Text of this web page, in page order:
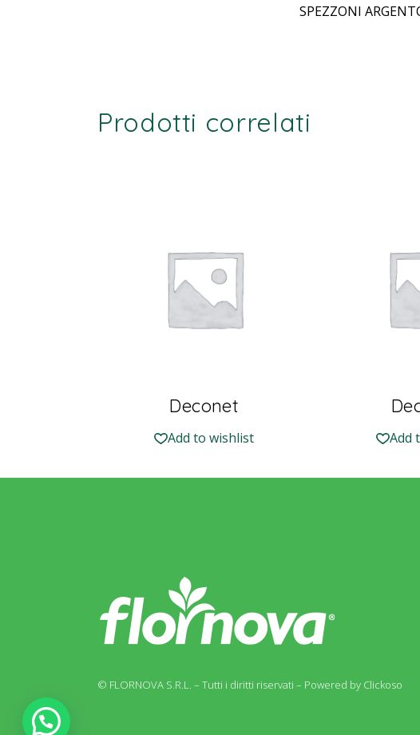
SPEZZONI
Prodotti correlati
Deconet
Add to wishlist Add
© FLORNOVA S.R.L. – Tutti i diritti riservati – Powered by Clickoso